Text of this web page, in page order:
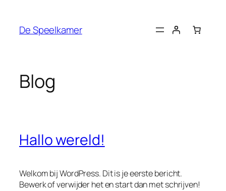
De Speelkamer
Blog
Hallo wereld!
Welkom bij WordPress. Dit is je eerste bericht.
Bewerk of verwijder het en start dan met schrijven!